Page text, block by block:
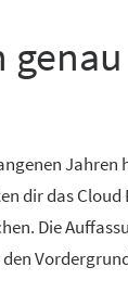
Jahren
dir das
Die